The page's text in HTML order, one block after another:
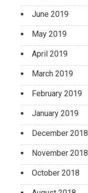
June 2019
May 2019
April 2019
March 2019
February 2019
January 2019
December 2018
November 2018
October 2018